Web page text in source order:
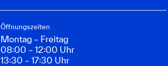
Öffnungszeiten
Montag – Freitag
08:00 – 12:00 Uhr
13:30 – 17:30 Uhr